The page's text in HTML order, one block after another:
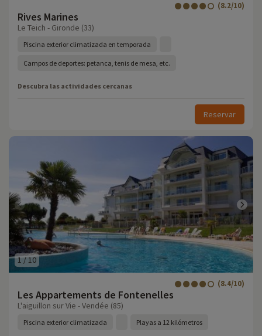
Rives Marines
(8.2/10)
Le Teich - Gironde (33)
Piscina exterior climatizada en temporada
Campos de deportes: petanca, tenis de mesa, etc.
Descubra las actividades cercanas
Reservar
1/10
Les Appartements de Fontenelles
(8.4/10)
L'aiguillon sur Vie - Vendée (85)
Piscina exterior climatizada Playas a 12 kilómetros